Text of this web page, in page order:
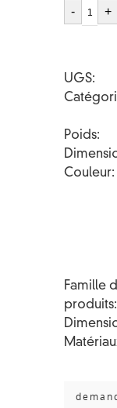
quantité
de
- +
UGS
Poids
Couleur
Famille
produits